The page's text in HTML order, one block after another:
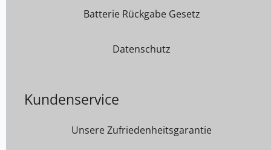
Batterie Rückgabe Gesetz
Datenschutz
Kundenservice
Unsere Zufriedenheitsgarantie